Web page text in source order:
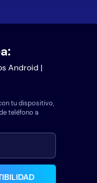
Android |
tu dispositivo,
teléfono a